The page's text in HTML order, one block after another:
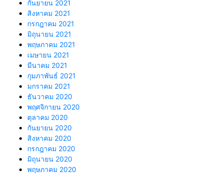
กันยายน 2021
สิงหาคม 2021
กรกฎาคม 2021
มิถุนายน 2021
พฤษภาคม 2021
เมษายน 2021
มีนาคม 2021
กุมภาพันธ์ 2021
มกราคม 2021
ธันวาคม 2020
พฤศจิกายน 2020
ตุลาคม 2020
กันยายน 2020
สิงหาคม 2020
กรกฎาคม 2020
มิถุนายน 2020
พฤษภาคม 2020